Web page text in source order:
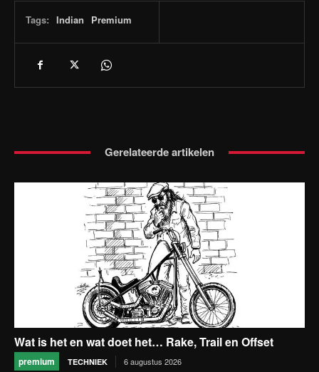
Tags: Indian Premium
Gerelateerde artikelen
Wat is het en wat doet het… Rake, Trail en Offset
premium TECHNIEK 6 augustus 2026